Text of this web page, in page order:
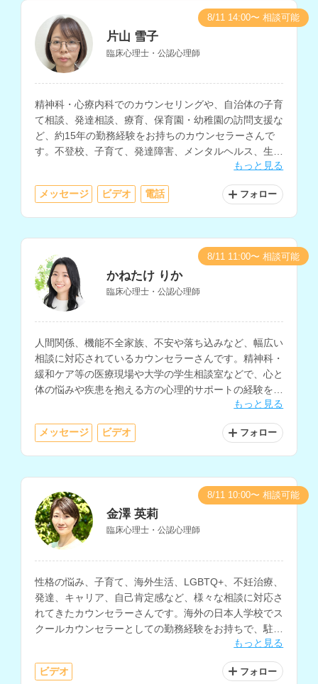
片山 雪子
臨床心理士・公認心理師
精神科・心療内科でのカウンセリングや、自治体の子育
て相談、発達相談、療育、保育園・幼稚園の訪問支援な
ど、約15年の勤務経験をお持ちのカウンセラーさんで
す。不登校、子育て、発達障害、メンタルヘルス、生き
もっと見る
メッセージ ビデオ 電話 フォロー
8/11 14:00〜 相談可能
かねたけ りか
臨床心理士・公認心理師
人間関係、機能不全家族、不安や落ち込みなど、幅広い
相談に対応されているカウンセラーさんです。精神科・
緩和ケア等の医療現場や大学の学生相談室などで、心と
体の悩みや疾患を抱える方の心理的サポートの経験をお
持ちで、夢分析などのイメージを用いたアプローチも取
もっと見る
メッセージ ビデオ フォロー
8/11 11:00〜 相談可能
金澤 英莉
臨床心理士・公認心理師
性格の悩み、子育て、海外生活、LGBTQ+、不妊治療、
発達、キャリア、自己肯定感など、様々な相談に対応さ
れてきたカウンセラーさんです。海外の日本人学校でス
クールカウンセラーとしての勤務経験をお持ちで、駐在
帯同や帰国後の生活の悩みの相談などにも対応されてい
もっと見る
ビデオ フォロー
8/11 10:00〜 相談可能